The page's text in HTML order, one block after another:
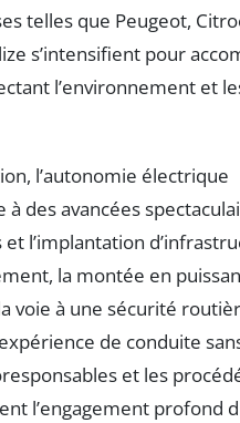
telles que Peugeot,
s’intensifient pour
l’environnement et
l’autonomie électrique
à des avancées
l’implantation
la montée en
voie à une sécurité
de conduite
et les
l’engagement profond